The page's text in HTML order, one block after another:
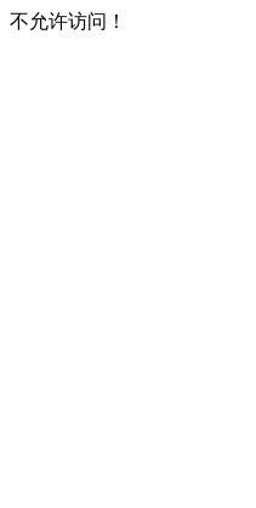
不允许访问！